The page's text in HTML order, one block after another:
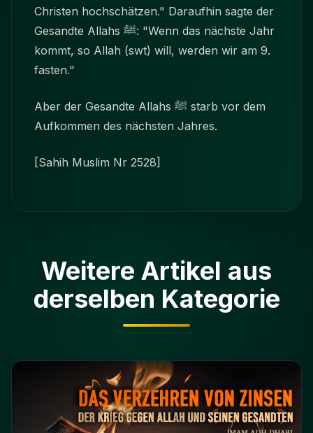
Christen hochschätzen." Daraufhin sagte der
Gesandte Allahs ﷺ: "Wenn das nächste Jahr
kommt, so Allah (swt) will, werden wir am 9.
fasten."
Aber der Gesandte Allahs ﷺ starb vor dem
Aufkommen des nächsten Jahres.
[Sahih Muslim Nr 2528]
Weitere Artikel aus
derselben Kategorie